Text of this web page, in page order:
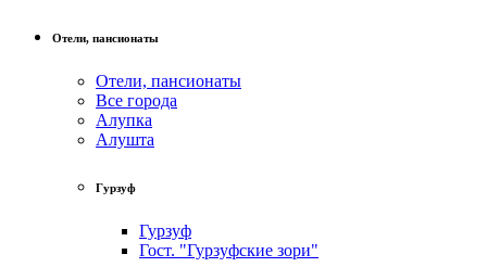
Отели, пансионаты
Отели, пансионаты
Все города
Алупка
Алушта
Гурзуф
Гурзуф
Гост. "Гурзуфские зори"